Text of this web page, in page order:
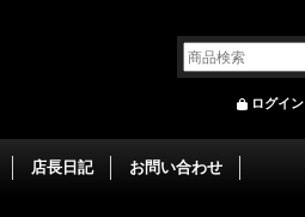
ログイン
店長日記 お問い合わせ